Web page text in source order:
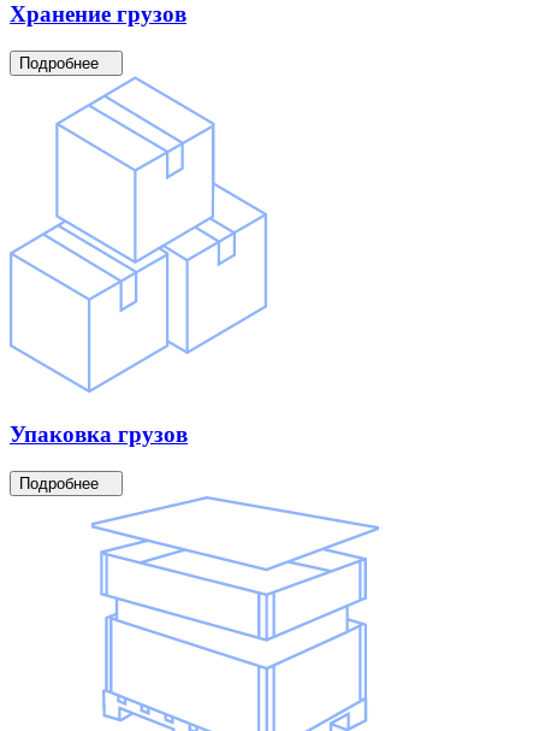
Хранение грузов
Подробнее
Упаковка грузов
Подробнее